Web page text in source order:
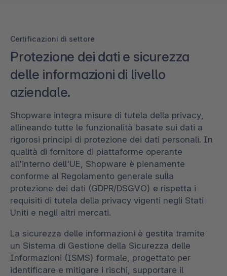
Certificazioni di settore
Protezione dei dati e sicurezza
delle informazioni di livello
aziendale.
Shopware integra misure di tutela della privacy,
allineando tutte le funzionalità basate sui dati a
rigorosi principi di protezione dei dati personali. In
qualità di fornitore di piattaforme operante
all'interno dell'UE, Shopware è pienamente
conforme al Regolamento generale sulla
protezione dei dati (GDPR/DSGVO) e rispetta i
requisiti di tutela della privacy vigenti negli Stati
Uniti e negli altri mercati.
La sicurezza delle informazioni è gestita tramite
un Sistema di Gestione della Sicurezza delle
Informazioni (ISMS) formale, progettato per
identificare e mitigare i rischi, supportare il